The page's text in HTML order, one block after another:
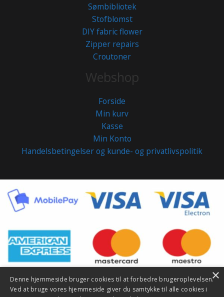
Sømbibliotek
Stofblomst
DIY fabric flower
Zipper repairs
Croutoner
Webshop
Forside
Min kurv
Kasse
Min Konto
Handelsbetingelser og kunde- og privatlivspolitik
×
Denne hjemmeside bruger cookies til at forbedre brugeroplevelsen.
Ved at bruge vores hjemmeside giver du samtykke til alle cookies i